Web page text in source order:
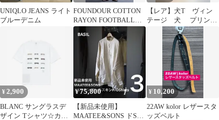
UNIQLO JEANS ライト
ブルーデニム
FOUNDOUR COTTON
RAYON FOOTBALL
TEE
【レア】犬T ヴィン
テージ 犬 プリント
アニマル Tシャツ フ
ランス製
¥ 2,900
BLANC サングラスデ
ザイン Tシャツ☆カバ
¥75,800
【新品未使用】
MAATEE&SONS ドSリ
¥ 10,200
22AW kolor レザースタ
ッズベルト